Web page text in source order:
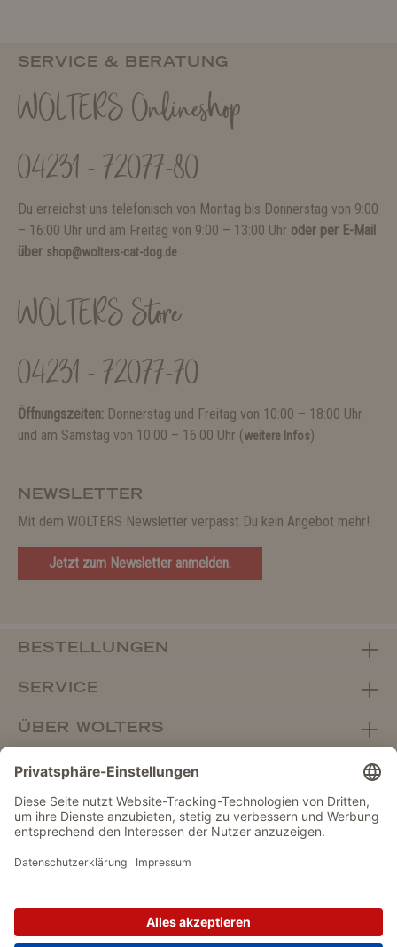
SERVICE & BERATUNG
WOLTERS Onlineshop
04231 - 72077-80
Du erreichst uns telefonisch von Montag bis Donnerstag von 9:00
– 16:00 Uhr und am Freitag von 9:00 – 13:00 Uhr oder per E-Mail
über shop@wolters-cat-dog.de
WOLTERS Store
04231 - 72077-70
Öffnungszeiten: Donnerstag und Freitag von 10:00 – 18:00 Uhr
und am Samstag von 10:00 – 16:00 Uhr (weitere Infos)
NEWSLETTER
Mit dem WOLTERS Newsletter verpasst Du kein Angebot mehr!
Jetzt zum Newsletter anmelden.
BESTELLUNGEN
SERVICE
ÜBER WOLTERS
FACHHANDEL
Vertrag widerrufen
IMPRESSUM